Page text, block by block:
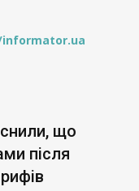
що
після